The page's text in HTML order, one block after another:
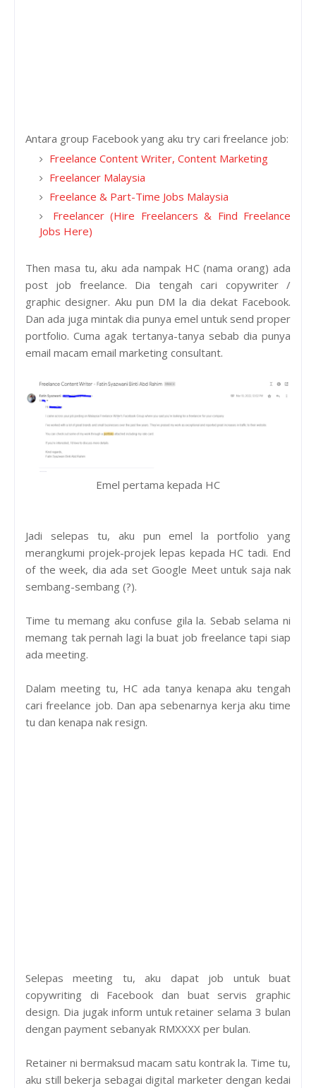
Antara group Facebook yang aku try cari freelance job:
Freelance Content Writer, Content Marketing
Freelancer Malaysia
Freelance & Part-Time Jobs Malaysia
Freelancer (Hire Freelancers & Find Freelance
Jobs Here)
Then masa tu, aku ada nampak HC (nama orang) ada
post job freelance. Dia tengah cari copywriter /
graphic designer. Aku pun DM la dia dekat Facebook.
Dan ada juga mintak dia punya emel untuk send proper
portfolio. Cuma agak tertanya-tanya sebab dia punya
email macam email marketing consultant.
Emel pertama kepada HC
Jadi selepas tu, aku pun emel la portfolio yang
merangkumi projek-projek lepas kepada HC tadi. End
of the week, dia ada set Google Meet untuk saja nak
sembang-sembang (?).
Time tu memang aku confuse gila la. Sebab selama ni
memang tak pernah lagi la buat job freelance tapi siap
ada meeting.
Dalam meeting tu, HC ada tanya kenapa aku tengah
cari freelance job. Dan apa sebenarnya kerja aku time
tu dan kenapa nak resign.
Selepas meeting tu, aku dapat job untuk buat
copywriting di Facebook dan buat servis graphic
design. Dia jugak inform untuk retainer selama 3 bulan
dengan payment sebanyak RMXXXX per bulan.
Retainer ni bermaksud macam satu kontrak la. Time tu,
aku still bekerja sebagai digital marketer dengan kedai